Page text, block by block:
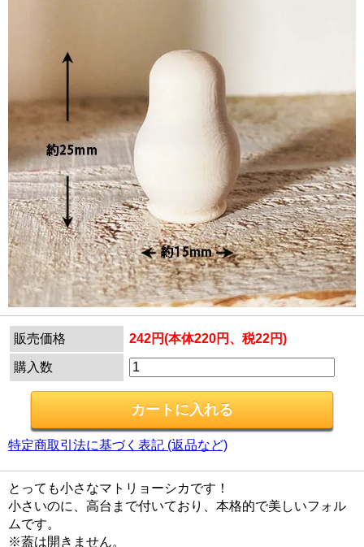
販売価格 242円(本体220円、税22円)
購入数
特定商取引法に基づく表記 (返品など)
とっても小さなマトリョーシカです！
小さいのに、高台まで付いており、本格的で美しいフォル
ムです。
※蓋は開きません。